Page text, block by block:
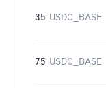
35 USDC_BASE
75 USDC_BASE